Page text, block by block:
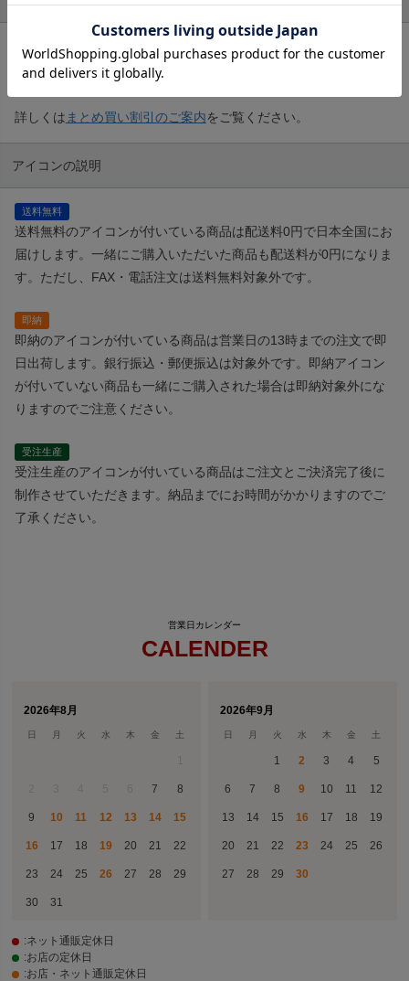
1回のご注文でお祭り用品をたくさんご購入されるお客様には合計
金額に応じて、最大10%の割引をさせていただきます。
詳しくは まとめ買い割引のご案内をご覧ください。
アイコンの説明
送料無料
送料無料のアイコンが付いている商品は配送料0円で日本全国にお
届けします。一緒にご購入いただいた商品も配送料が0円になりま
す。ただし、FAX・電話注文は送料無料対象外です。
即納
即納のアイコンが付いている商品は営業日の13時までの注文で即
日出荷します。銀行振込・郵便振込は対象外です。即納アイコン
が付いていない商品も一緒にご購入された場合は即納対象外にな
りますのでご注意ください。
受注生産
受注生産のアイコンが付いている商品はご注文とご決済完了後に
制作させていただきます。納品までにお時間がかかりますのでご
了承ください。
CALENDER
2026年8月
日 月 火 水 木 金 土
7 8
9 10 11 12 13 14 15
16 17 18 19 20 21 22
23 24 25 26 27 28 29
30 31
2026年9月
日 月 火 水 木 金 土
1 2 3 4 5
6 7 8 9 10 11 12
13 14 15 16 17 18 19
20 21 22 23 24 25 26
27 28 29 30
:ネット通販定休日
:お店の定休日
:お店・ネット通販定休日